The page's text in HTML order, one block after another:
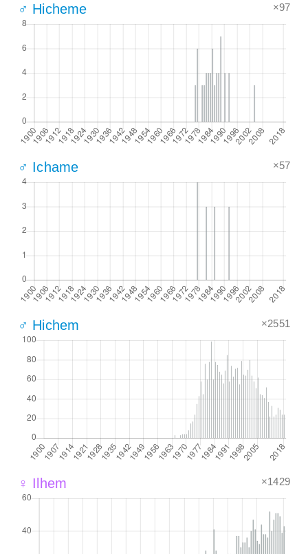
♂ Hicheme ×97
♂ Ichame ×57
♂ Hichem ×2551
♀ Ilhem ×1429